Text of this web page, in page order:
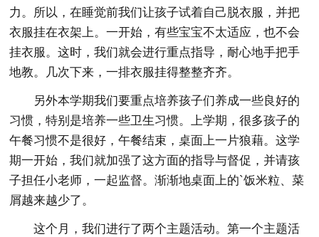
力。所以，在睡觉前我们让孩子试着自己脱衣服，并把
衣服挂在衣架上。一开始，有些宝宝不太适应，也不会
挂衣服。这时，我们就会进行重点指导，耐心地手把手
地教。几次下来，一排衣服挂得整整齐齐。
另外本学期我们要重点培养孩子们养成一些良好的
习惯，特别是培养一些卫生习惯。上学期，很多孩子的
午餐习惯不是很好，午餐结束，桌面上一片狼藉。这学
期一开始，我们就加强了这方面的指导与督促，并请孩
子担任小老师，一起监督。渐渐地桌面上的`饭米粒、菜
屑越来越少了。
这个月，我们进行了两个主题活动。第一个主题活